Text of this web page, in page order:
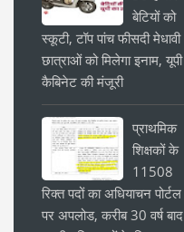
बेटियों को
स्कूटी, टॉप पांच फीसदी मेधावी
छात्राओं को मिलेगा इनाम, यूपी
कैबिनेट की मंजूरी
प्राथमिक
शिक्षकों के
11508
रिक्त पदों का अधियाचन पोर्टल
पर अपलोड, करीब 30 वर्ष बाद